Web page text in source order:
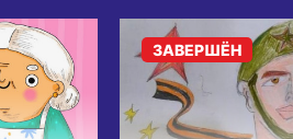
ЗАВЕРШЁН